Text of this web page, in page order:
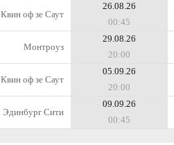
Квин оф зе Саут
26.08.26
00:45
Монтроуз
29.08.26
20:00
Квин оф зе Саут
05.09.26
20:00
Эдинбург Сити
09.09.26
00:45